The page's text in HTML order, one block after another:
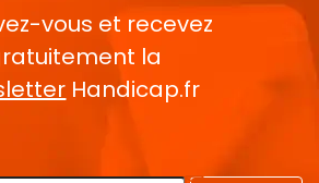
vous et recevez
la
Handicap.fr